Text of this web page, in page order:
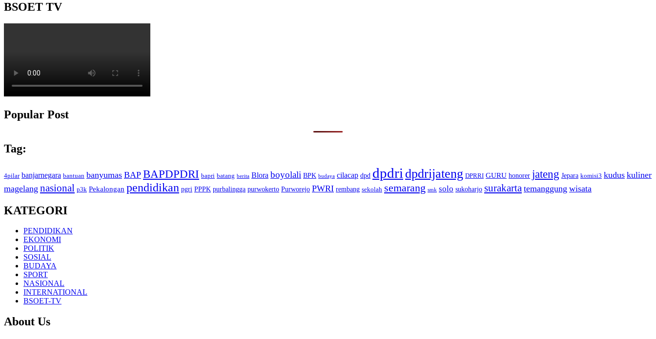
BSOET TV
Popular Post
Tag:
4pilar banjarnegara bantuan banyumas BAP BAPDPDRI bapri batang berita Blora boyolali BPK budaya cilacap dpd dpdri dpdrijateng DPRRI GURU honorer jateng Jepara komisi3 kudus kuliner
magelang nasional p3k Pekalongan pendidikan pgri PPPK purbalingga purwokerto Purworejo PWRI rembang sekolah semarang smk solo sukoharjo surakarta temanggung wisata
KATEGORI
PENDIDIKAN
EKONOMI
POLITIK
SOSIAL
BUDAYA
SPORT
NASIONAL
INTERNATIONAL
BSOET-TV
About Us